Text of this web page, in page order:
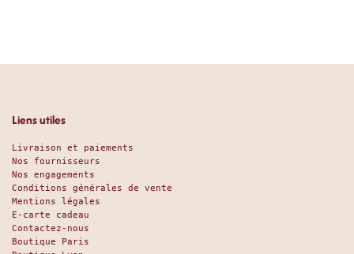
Liens utiles
Livraison et paiements
Nos fournisseurs
Nos engagements
Conditions générales de vente
Mentions légales
E-carte cadeau
Contactez-nous
Boutique Paris